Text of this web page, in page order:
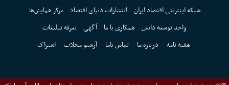
شبکه اینترنتی اقتصاد ایران انتشارات دنیای اقتصاد
مرکز همایش‌ها
واحد توسعه دانش همکاری با ما آگهی تعرفه تبلیغات
هفته نامه
درباره ما تماس باما آرشیو مجلات اشتراک